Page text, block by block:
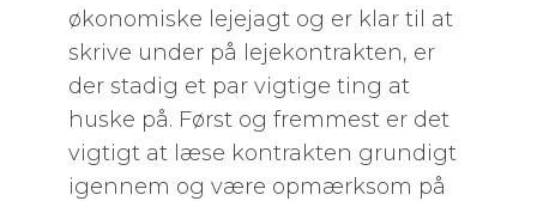
økonomiske lejejagt og er klar til at
skrive under på lejekontrakten, er
der stadig et par vigtige ting at
huske på. Først og fremmest er det
vigtigt at læse kontrakten grundigt
igennem og være opmærksom på